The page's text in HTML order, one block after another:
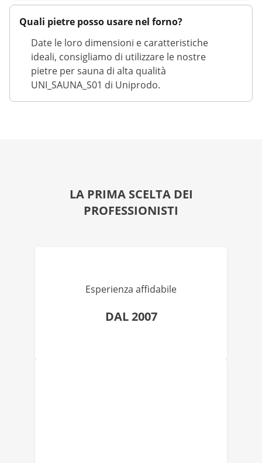
Quali pietre posso usare nel forno?
Date le loro dimensioni e caratteristiche
ideali, consigliamo di utilizzare le nostre
pietre per sauna di alta qualità
UNI_SAUNA_S01 di Uniprodo.
LA PRIMA SCELTA DEI
PROFESSIONISTI
Esperienza affidabile
DAL 2007